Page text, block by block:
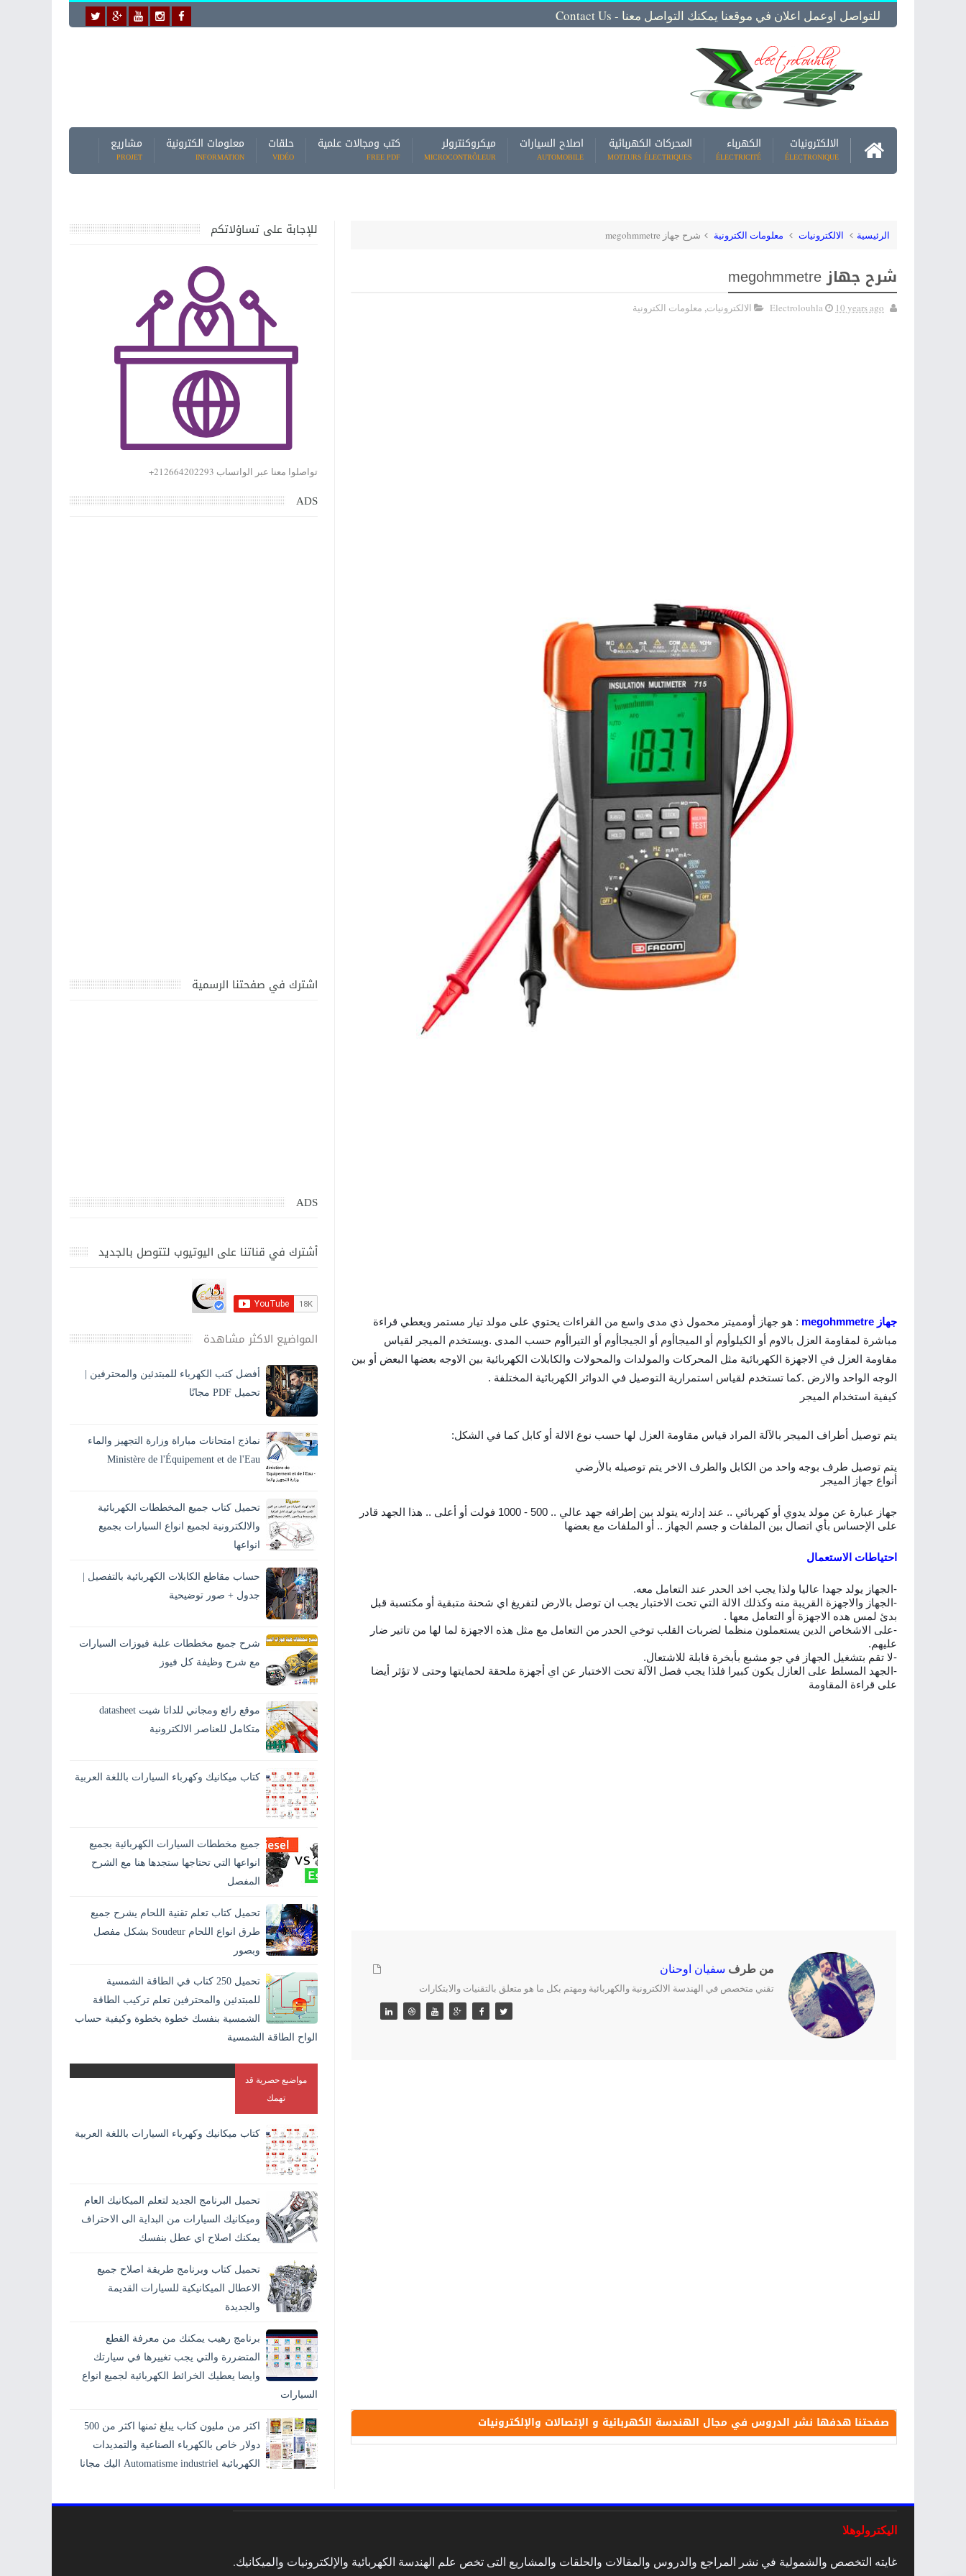
للتواصل اوعمل اعلان في موقعنا يمكنك التواصل معنا - Contact Us
الالكترونيات
ÉLECTRONIQUE
الكهرباء
ÉLECTRICITÉ
المحركات الكهربائية
MOTEURS ÉLECTRIQUES
اصلاح السيارات
AUTOMOBILE
ميكروكنترولر
MICROCONTRÔLEUR
كتب ومجالات علمية
FREE PDF
حلقات
VIDÉO
معلومات الكترونية
INFORMATION
مشاريع
PROJET
الرئيسية الالكترونيات معلومات الكترونية شرح جهاز megohmmetre
شرح جهاز megohmmetre
Electrolouhla 10 years ago الالكترونيات, معلومات الكترونية
جهاز megohmmetre : هو جهاز أومميتر محمول ذي مدى واسع من القراءات يحتوي على مولد تيار مستمر ويعطي قراءة
مباشرة لمقاومة العزل بالاوم أو الكيلوأوم أو الميجاأوم أو الجيجاأوم أو التيراأوم حسب المدى .ويستخدم الميجر لقياس
مقاومة العزل في الاجهزة الكهربائية مثل المحركات والمولدات والمحولات والكابلات الكهربائية بين الاوجه بعضها البعض أو بين
الوجه الواحد والارض .كما تستخدم لقياس استمرارية التوصيل في الدوائر الكهربائية المختلفة .
كيفية استخدام الميجر
يتم توصيل أطراف الميجر بالآلة المراد قياس مقاومة العزل لها حسب نوع الالة أو كابل كما في الشكل:
يتم توصيل طرف بوجه واحد من الكابل والطرف الاخر يتم توصيله بالأرضي
أنواع جهاز الميجر
جهاز عبارة عن مولد يدوي أو كهربائي .. عند إدارته يتولد بين إطرافه جهد عالي .. 500 - 1000 فولت أو أعلى .. هذا الجهد قادر
على الإحساس بأي اتصال بين الملفات و جسم الجهاز .. أو الملفات مع بعضها
احتياطات الاستعمال
-الجهاز يولد جهدا عاليا ولذا يجب اخد الحدر عند التعامل معه.
-الجهاز والاجهزة القريبة منه وكذلك الالة التي تحت الاختبار يجب ان توصل بالارض لتفريغ اي شحنة متبقية أو مكتسبة قبل
بدئ لمس هده الاجهزة أو التعامل معها .
-على الاشخاص الدين يستعملون منظما لضربات القلب توخي الحدر من التعامل مع مثل هذه الاجهزة لما لها من تاتير ضار
عليهم.
-لا تقم بتشغيل الجهاز في جو مشبع بأبخرة قابلة للاشتعال.
-الجهد المسلط على العازل يكون كبيرا فلذا يجب فصل الآلة تحت الاختبار عن اي أجهزة ملحقة لحمايتها وحتى لا تؤثر أيضا
على قراءة المقاومة
من طرف سفيان اوحنان
تقني متخصص في الهندسة الالكترونية والكهربائية ومهتم بكل ما هو متعلق بالتقنيات والابتكارات
صفحتنا هدفها نشر الدروس في مجال الهندسة الكهربائية و الإتصالات والإلكترونيات
للإجابة على تساؤلاتكم
تواصلوا معنا عبر الواتساب 212664202293+
ADS
اشترك في صفحتنا الرسمية
ADS
أشترك في قناتنا على اليوتيوب لتتوصل بالجديد
المواضيع الاكثر مشاهدة
أفضل كتب الكهرباء للمبتدئين والمحترفين |
تحميل PDF مجانًا
مخططات وحسابات مع الشرح والصور. ⚡ مقدمة
المقا...
نماذج امتحانات مباراة وزارة التجهيز والماء
Ministère de l'Équipement et de l'Eau
الجيد للمباراة وفهم طبيعة الأسئلة التي تطرح ف...
تحميل كتاب جميع المخططات الكهربائية
والالكترونية لجميع انواع السيارات بجميع
انواعها
تحتاجها ستجدها هنا مع الشرح المفصل ومنها التالي : الفا روميو ،
أودي ، بي ام ...
حساب مقاطع الكابلات الكهربائية بالتفصيل |
جدول + صور توضيحية
المنازل أو الكهرباء الصناعية. اختيار مقطع كابل
غير...
شرح جميع مخططات علبة فيوزات السيارات
مع شرح وظيفة كل فيوز
الخاصة بالسيارة، وقد يحدث عطلٍ ما أثناء الطريق
وتكو...
موقع رائع ومجاني للداتا شيت datasheet
متكامل للعناصر الالكترونية
كتاب ميكانيك وكهرباء السيارات باللغة العربية
جميع مخططات السيارات الكهربائية بجميع
انواعها التي تحتاجها ستجدها هنا مع الشرح
المفصل
تحميل كتاب تعلم تقنية اللحام يشرح جميع
طرق انواع اللحام Soudeur بشكل مفصل
وبصور
المواد والمعادن في بعضها بشكل دائم. و هو الطريقة الوحيدة
المستقرة لاندم...
تحميل 250 كتاب في الطاقة الشمسية
للمبتدئين والمحترفين تعلم تركيب الطاقة
الشمسية بنفسك خطوة بخطوة وكيفية حساب
الواح الطاقة الشمسية
مواضيع حصرية قد
تهمك
كتاب ميكانيك وكهرباء السيارات باللغة العربية
تحميل البرنامج الجديد لتعلم الميكانيك العام
وميكانيك السيارات من البداية الى الاحتراف
يمكنك اصلاح اي عطل بنفسك
تحميل كتاب وبرنامج طريقة اصلاح جميع
الاعطال الميكانيكية للسيارات القديمة
والجديدة
برنامج رهيب يمكنك من معرفة القطع
المتضررة والتي يجب تغييرها في سيارتك
وايضا يعطيك الخرائط الكهربائية لجميع انواع
السيارات
اكثر من مليون كتاب يبلغ ثمنها اكثر من 500
دولار خاص بالكهرباء الصناعية والتمديدات
الكهربائية Automatisme industriel اليك مجانا
اليكترولوهلا
غايته التخصص والشمولية في نشر المراجع والدروس والمقالات والحلقات والمشاريع التى تخص علم الهندسة الكهربائية والإلكترونيات والميكانيك.